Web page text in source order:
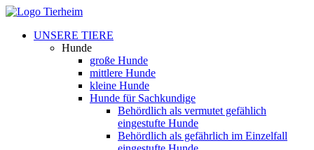
UNSERE TIERE
Hunde
große Hunde
mittlere Hunde
kleine Hunde
Hunde für Sachkundige
Behördlich als vermutet gefählich
eingestufte Hunde
Behördlich als gefährlich im Einzelfall